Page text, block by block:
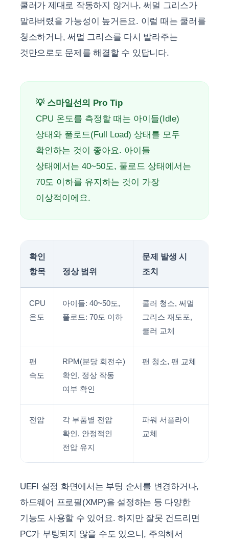
쿨러가 제대로 작동하지 않거나, 써멀 그리스가
말라버렸을 가능성이 높거든요. 이럴 때는 쿨러를
청소하거나, 써멀 그리스를 다시 발라주는
것만으로도 문제를 해결할 수 있답니다.
💡 스마일선의 Pro Tip
CPU 온도를 측정할 때는 아이들(Idle)
상태와 풀로드(Full Load) 상태를 모두
확인하는 것이 좋아요. 아이들
상태에서는 40~50도, 풀로드 상태에서는
70도 이하를 유지하는 것이 가장
이상적이에요.
확인
항목
정상 범위
문제 발생 시
조치
CPU
온도
아이들: 40~50도,
풀로드: 70도 이하
쿨러 청소, 써멀
그리스 재도포,
쿨러 교체
팬
속도
RPM(분당 회전수)
확인, 정상 작동
여부 확인
팬 청소, 팬 교체
전압
각 부품별 전압
확인, 안정적인
전압 유지
파워 서플라이
교체
UEFI 설정 화면에서는 부팅 순서를 변경하거나,
하드웨어 프로필(XMP)을 설정하는 등 다양한
기능도 사용할 수 있어요. 하지만 잘못 건드리면
PC가 부팅되지 않을 수도 있으니, 주의해서